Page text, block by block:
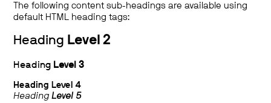
The following content sub-headings are available using
default HTML heading tags:
Heading Level 2
Heading Level 3
Heading Level 4
HeadingLevel 5